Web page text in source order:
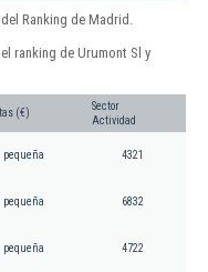
Ranking de Madrid.
ranking de Urumont Sl y
(€)
Sector
Actividad
pequeña 4321
pequeña 6832
pequeña 4722